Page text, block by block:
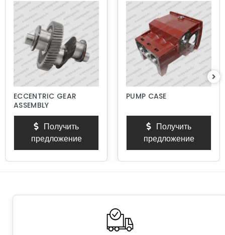
ECCENTRIC GEAR
ASSEMBLY
Получить
предложение
PUMP CASE
Получить
предложение